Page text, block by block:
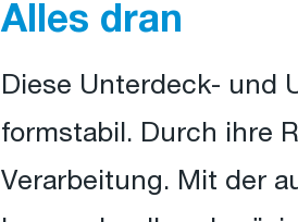
Alles dran
Diese Unterdeck- und
formstabil. Durch ihre
Verarbeitung. Mit der